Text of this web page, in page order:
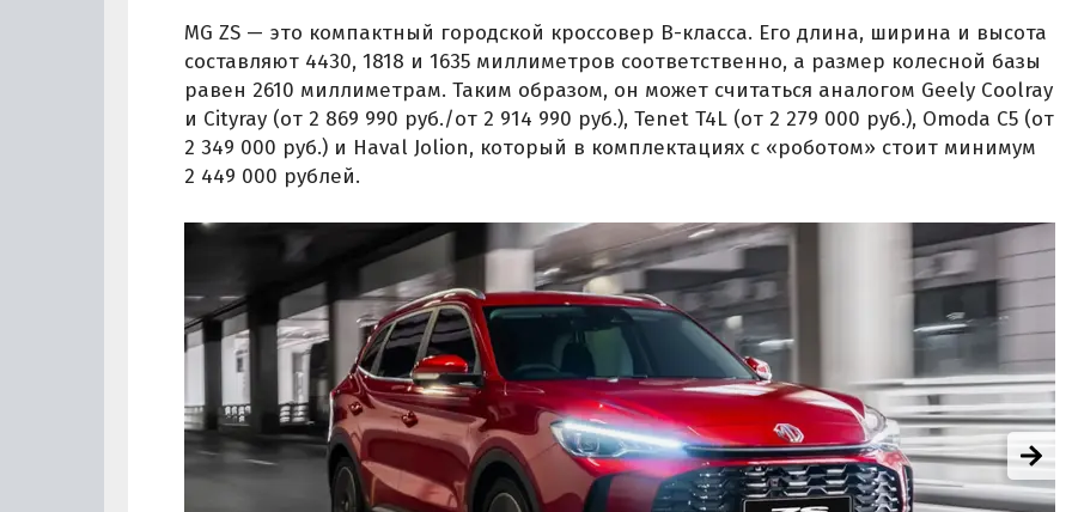
MG ZS — это компактный городской кроссовер B-класса. Его длина, ширина и высота
составляют 4430, 1818 и 1635 миллиметров соответственно, а размер колесной базы
равен 2610 миллиметрам. Таким образом, он может считаться аналогом Geely Coolray
и Cityray (от 2 869 990 руб./от 2 914 990 руб.), Tenet T4L (от 2 279 000 руб.), Omoda C5 (от
2 349 000 руб.) и Haval Jolion, который в комплектациях с «роботом» стоит минимум
2 449 000 рублей.